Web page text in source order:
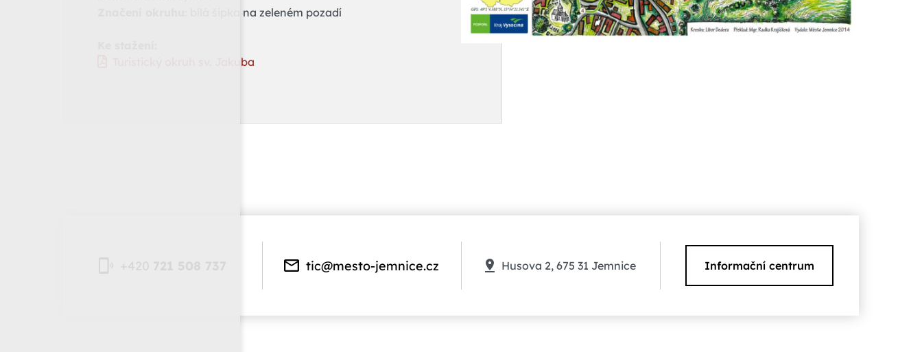
: bílá šipka na zeleném pozadí
Turistický okruh sv. Jakuba
tic@mesto-jemnice.cz Husova 2, 675 31 Jemnice Informační centrum